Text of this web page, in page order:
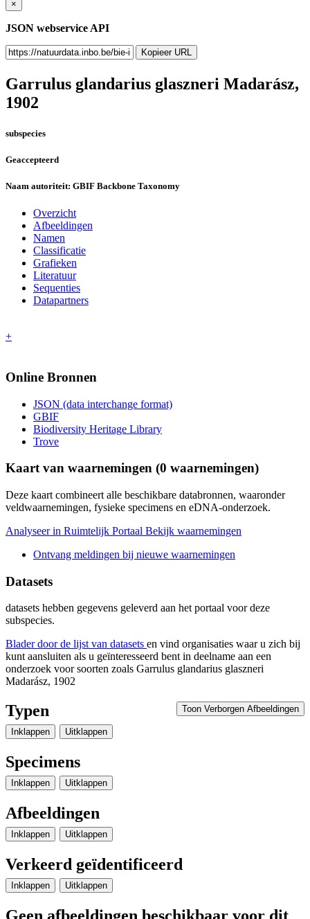
×
JSON webservice API
Kopieer URL
Garrulus glandarius glaszneri Madarász,
1902
subspecies
Geaccepteerd
Naam autoriteit: GBIF Backbone Taxonomy
Overzicht
Afbeeldingen
Namen
Classificatie
Grafieken
Literatuur
Sequenties
Datapartners
+
Online Bronnen
JSON (data interchange format)
GBIF
Biodiversity Heritage Library
Trove
Kaart van waarnemingen (0 waarnemingen)
Deze kaart combineert alle beschikbare databronnen, waaronder
veldwaarnemingen, fysieke specimens en eDNA-onderzoek.
Analyseer in Ruimtelijk Portaal Bekijk waarnemingen
Ontvang meldingen bij nieuwe waarnemingen
Datasets
datasets hebben gegevens geleverd aan het portaal voor deze
subspecies.
Blader door de lijst van datasets en vind organisaties waar u zich bij
kunt aansluiten als u geïnteresseerd bent in deelname aan een
onderzoek voor soorten zoals Garrulus glandarius glaszneri
Madarász, 1902
Toon Verborgen Afbeeldingen
Typen
Inklappen Uitklappen
Specimens
Inklappen Uitklappen
Afbeeldingen
Inklappen Uitklappen
Verkeerd geïdentificeerd
Inklappen Uitklappen